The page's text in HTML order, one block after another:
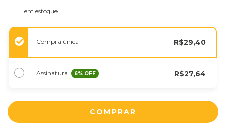
em estoque
Compra única R$29,40
Assinatura 6% OFF R$27,64